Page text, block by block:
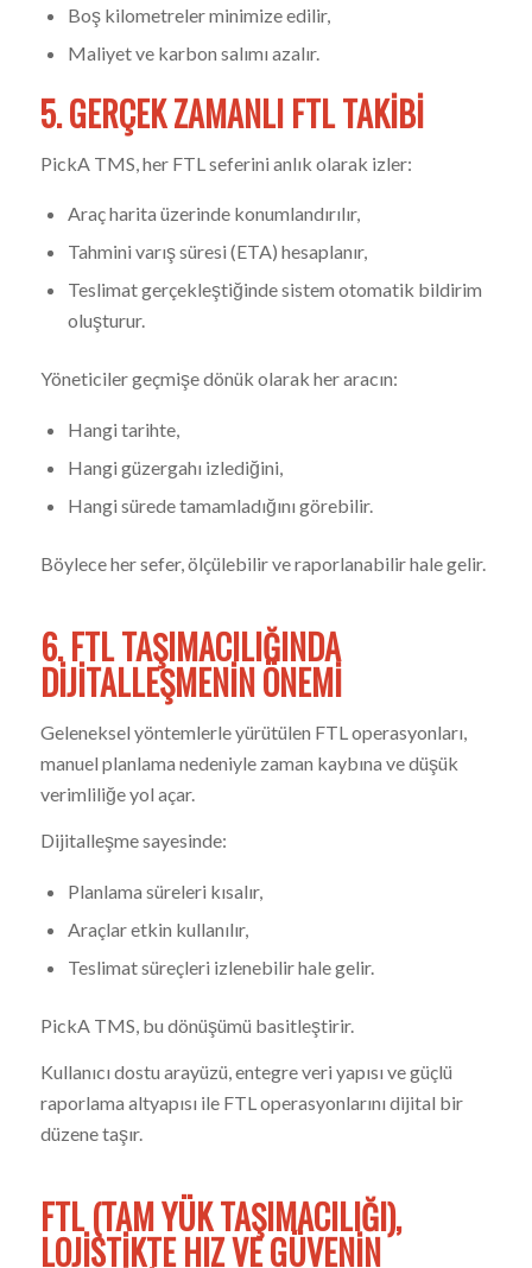
Boş kilometreler minimize edilir,
Maliyet ve karbon salımı azalır.
5. GERÇEK ZAMANLI FTL TAKIBI
PickA TMS, her FTL seferini anlık olarak izler:
Araç harita üzerinde konumlandırılır,
Tahmini varış süresi (ETA) hesaplanır,
Teslimat gerçekleştiğinde sistem otomatik bildirim
oluşturur.
Yöneticiler geçmişe dönük olarak her aracın:
Hangi tarihte,
Hangi güzergahı izlediğini,
Hangi sürede tamamladığını görebilir.
Böylece her sefer, ölçülebilir ve raporlanabilir hale gelir.
6. FTL TAŞIMACILIĞINDA
DIJITALLEŞMENIN ÖNEMI
Geleneksel yöntemlerle yürütülen FTL operasyonları,
manuel planlama nedeniyle zaman kaybına ve düşük
verimliliğe yol açar.
Dijitalleşme sayesinde:
Planlama süreleri kısalır,
Araçlar etkin kullanılır,
Teslimat süreçleri izlenebilir hale gelir.
PickA TMS, bu dönüşümü basitleştirir.
Kullanıcı dostu arayüzü, entegre veri yapısı ve güçlü
raporlama altyapısı ile FTL operasyonlarını dijital bir
düzene taşır.
FTL (TAM YÜK TAŞIMACILIĞI),
LOJISTIKTE HIZ VE GÜVENIN